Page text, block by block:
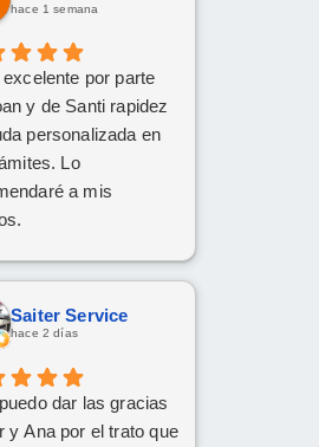
hace 1 semana
excelente por parte
y de Santi rapidez
personalizada en
Lo
a mis
Saiter Service
hace 2 días
dar las gracias
y Ana por el trato que